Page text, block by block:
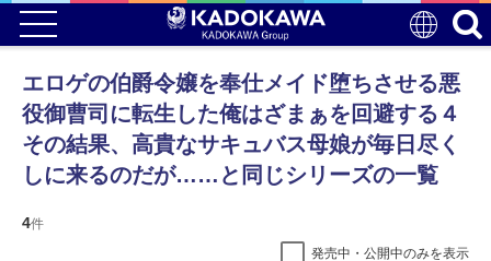
エロゲの伯爵令嬢を奉仕メイド堕ちさせる悪
役御曹司に転生した俺はざまぁを回避する４
その結果、高貴なサキュバス母娘が毎日尽く
しに来るのだが……と同じシリーズの一覧
4件
発売中・公開中のみを表示